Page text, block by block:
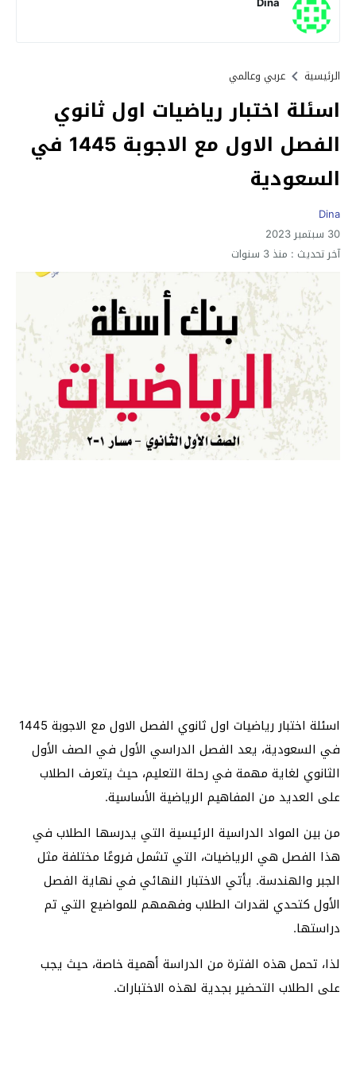
الرئيسية عربي وعالمي
اسئلة اختبار رياضيات اول ثانوي
الفصل الاول مع الاجوبة 1445 في
السعودية
Dina
30 سبتمبر 2023
آخر تحديث : منذ 3 سنوات
اسئلة اختبار رياضيات اول ثانوي الفصل الاول مع الاجوبة 1445
في السعودية، يعد الفصل الدراسي الأول في الصف الأول
الثانوي لغاية مهمة في رحلة التعليم، حيث يتعرف الطلاب
على العديد من المفاهيم الرياضية الأساسية.
من بين المواد الدراسية الرئيسية التي يدرسها الطلاب في
هذا الفصل هي الرياضيات، التي تشمل فروعًا مختلفة مثل
الجبر والهندسة. يأتي الاختبار النهائي في نهاية الفصل
الأول كتحدي لقدرات الطلاب وفهمهم للمواضيع التي تم
دراستها.
لذا، تحمل هذه الفترة من الدراسة أهمية خاصة، حيث يجب
على الطلاب التحضير بجدية لهذه الاختبارات.